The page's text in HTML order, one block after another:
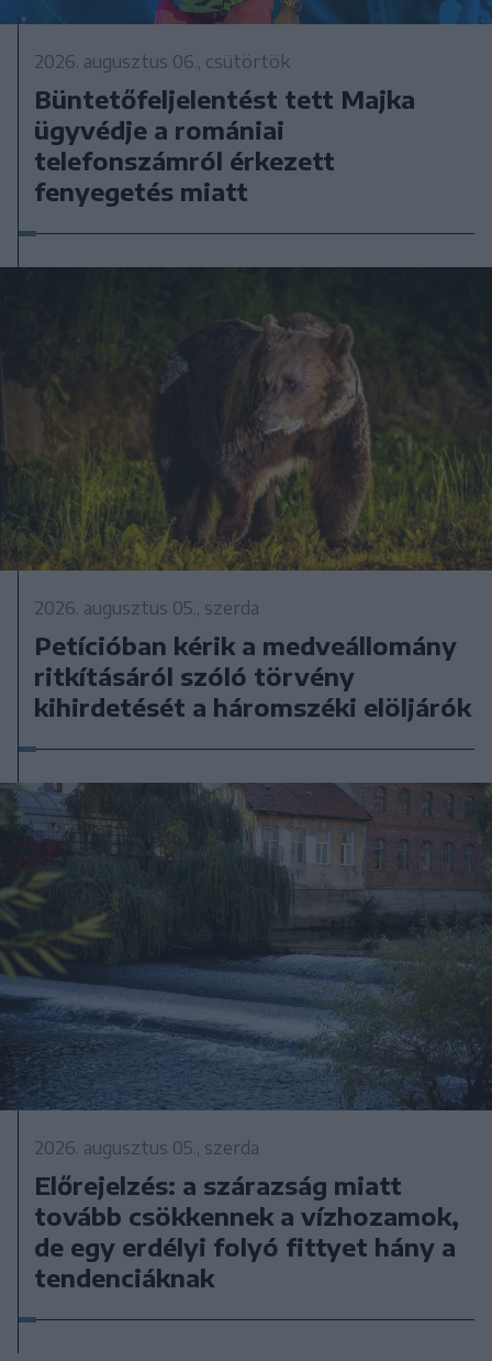
2026. augusztus 06., csütörtök
Büntetőfeljelentést tett Majka
ügyvédje a romániai
telefonszámról érkezett
fenyegetés miatt
2026. augusztus 05., szerda
Petícióban kérik a medveállomány
ritkításáról szóló törvény
kihirdetését a háromszéki elöljárók
2026. augusztus 05., szerda
Előrejelzés: a szárazság miatt
tovább csökkennek a vízhozamok,
de egy erdélyi folyó fittyet hány a
tendenciáknak